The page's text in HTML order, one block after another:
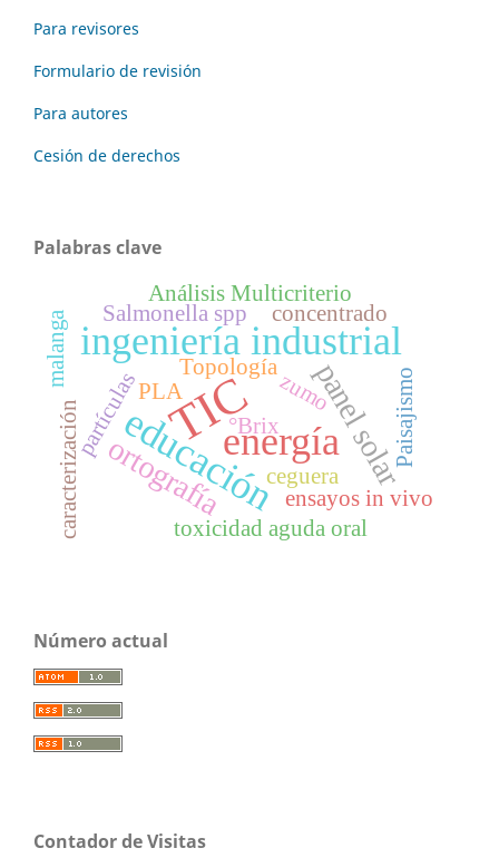
Para revisores
Formulario de revisión
Para autores
Cesión de derechos
Palabras clave
TICenergía
ingeniería industrial
educación panel solar
ortografía
partículas
ensayos in vivo
toxicidad aguda oral
caracterización
Salmonella spp
malanga
Paisajismo
PLA
Topología
Análisis Multicriterio
ceguera
concentrado
zumo
°Brix
Número actual
Contador de Visitas